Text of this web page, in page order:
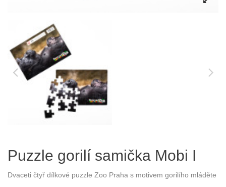
Puzzle gorilí samička Mobi I
Dvaceti čtyř dílkové puzzle Zoo Praha s motivem gorilího mláděte